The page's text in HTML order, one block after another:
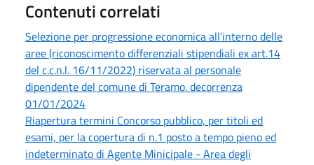
Contenuti correlati
Selezione per progressione economica all’interno delle
aree (riconoscimento differenziali stipendiali ex art.14
del c.c.n.l. 16/11/2022) riservata al personale
dipendente del comune di Teramo. decorrenza
01/01/2024
Riapertura termini Concorso pubblico, per titoli ed
esami, per la copertura di n.1 posto a tempo pieno ed
indeterminato di Agente Minicipale - Area degli